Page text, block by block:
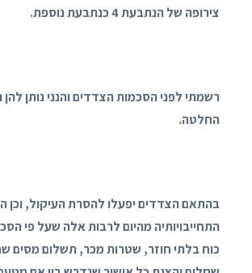
צירופה של הנתבעת 4 כנתבעת נוספת.
רשמתי לפני הסכמות הצדדים והנני נותן
החלטה.
בהתאם הצדדים יפעלו להסרת העיקול, וכן
התחייבויותיה מהיום לרבות אלה שעל פי
כוח בלתי חוזר, שטרות מכר, תשלום מסים